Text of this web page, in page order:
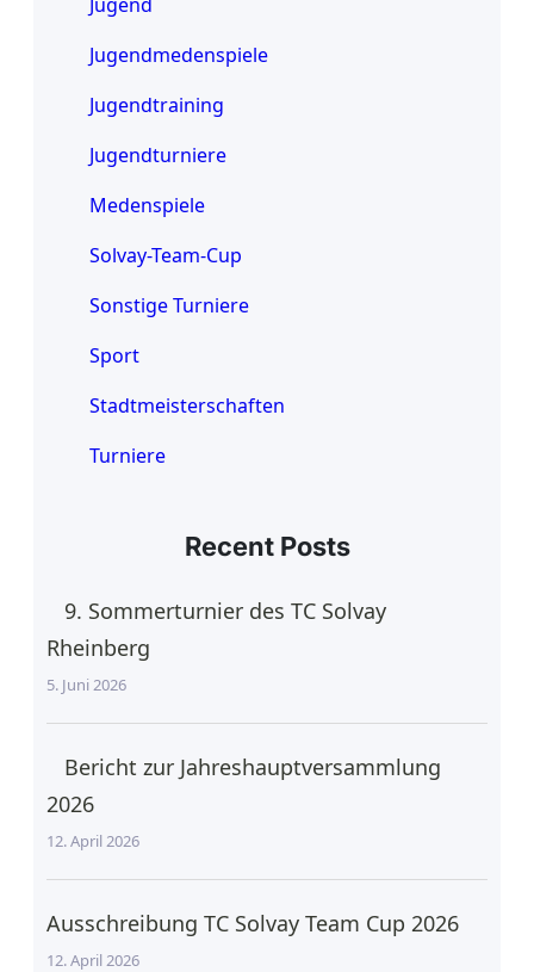
Jugendmedenspiele
Jugendtraining
Jugendturniere
Medenspiele
Solvay-Team-Cup
Sonstige Turniere
Sport
Stadtmeisterschaften
Turniere
Recent Posts
9. Sommerturnier des TC Solvay
Rheinberg
5. Juni 2026
Bericht zur Jahreshauptversammlung
2026
12. April 2026
Ausschreibung TC Solvay Team Cup 2026
12. April 2026